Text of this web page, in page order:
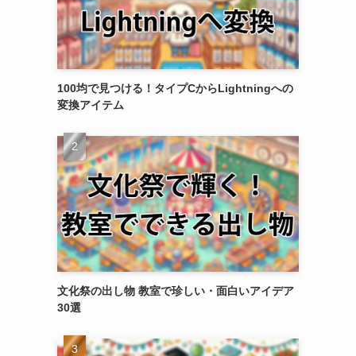
100均で見つける！タイプCからLightningへの
変換アイテム
文化祭の出し物 教室で珍しい・面白いアイデア
30選